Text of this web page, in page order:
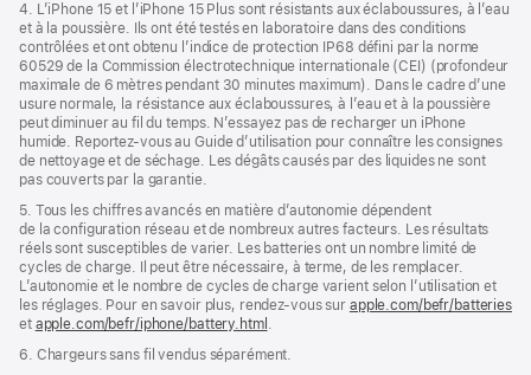
4. L’iPhone 15 et l’iPhone 15 Plus sont résistants aux éclaboussures, à l’eau
et à la poussière. Ils ont été testés en laboratoire dans des conditions
contrôlées et ont obtenu l’indice de protection IP68 défini par la norme
60529 de la Commission électrotechnique internationale (CEI) (profondeur
maximale de 6 mètres pendant 30 minutes maximum). Dans le cadre d’une
usure normale, la résistance aux éclaboussures, à l’eau et à la poussière
peut diminuer au fil du temps. N’essayez pas de recharger un iPhone
humide. Reportez‑vous au Guide d’utilisation pour connaître les consignes
de nettoyage et de séchage. Les dégâts causés par des liquides ne sont
pas couverts par la garantie.
5. Tous les chiffres avancés en matière d’autonomie dépendent
de la configuration réseau et de nombreux autres facteurs. Les résultats
réels sont susceptibles de varier. Les batteries ont un nombre limité de
cycles de charge. Il peut être nécessaire, à terme, de les remplacer.
L’autonomie et le nombre de cycles de charge varient selon l’utilisation et
les réglages. Pour en savoir plus, rendez-vous sur apple.com/befr/batteries
et apple.com/befr/iphone/battery.html .
6. Chargeurs sans fil vendus séparément.